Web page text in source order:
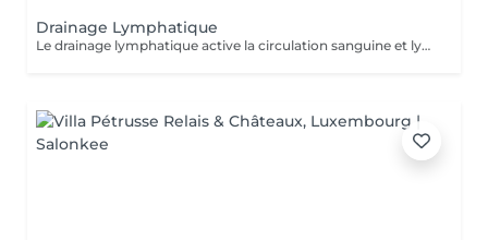
Drainage Lymphatique
Le drainage lymphatique active la circulation sanguine et lymphatique; il favorise l'élimination des toxines. Le système lymphatique est actif et spécifique pour aider à relancer le système immunitaire. Ce massage doux permettra aux personnes qui ont des sensations de fatigue, de jambes lourdes et de stress, de pouvoir permettre à leur corps de stopper la fatigue plus facilement. Il peut en outre être recommandé aux femmes enceintes qui souffrent de rester debout. De surcroît, il agit de manière positive sur l'humeur. Enfin, après un drainage lymphatique, on constate également très souvent une amélioration du sommeil.